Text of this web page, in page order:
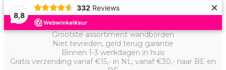
8,8
332 Reviews ×
Grootste assortiment wandborden
Niet tevreden, geld terug garantie
Binnen 1-3 werkdagen in huis
Gratis verzending vanaf €15,- in NL, vanaf €30,- naar BE en